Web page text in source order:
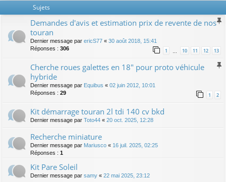
Sujets
Demandes d'avis et estimation prix de revente de nos
touran
Dernier message par ericS77 « 30 août 2018, 15:41
Réponses : 306 1 10 11 12 13
Cherche roues galettes en 18" pour proto véhicule
hybride
Dernier message par Equibus « 02 juin 2012, 10:01
Réponses : 29 1 2
Kit démarrage touran 2l tdi 140 cv bkd
Dernier message par Toto44 « 20 oct. 2025, 12:28
Recherche miniature
Dernier message par Mariusco « 16 juil. 2025, 02:25
Réponses : 1
Kit Pare Soleil
Dernier message par samy « 22 mai 2025, 23:12